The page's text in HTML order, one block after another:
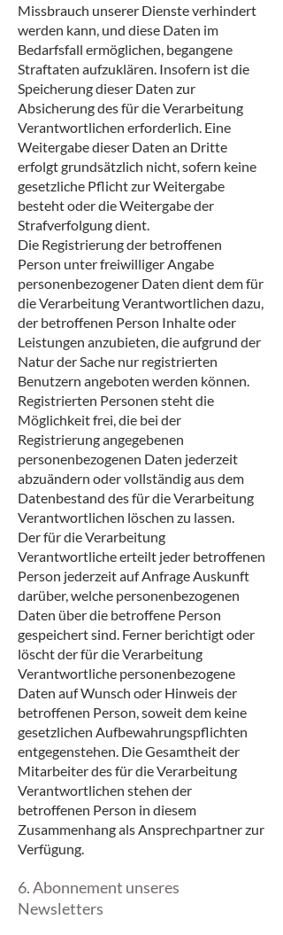
Missbrauch unserer Dienste verhindert
werden kann, und diese Daten im
Bedarfsfall ermöglichen, begangene
Straftaten aufzuklären. Insofern ist die
Speicherung dieser Daten zur
Absicherung des für die Verarbeitung
Verantwortlichen erforderlich. Eine
Weitergabe dieser Daten an Dritte
erfolgt grundsätzlich nicht, sofern keine
gesetzliche Pflicht zur Weitergabe
besteht oder die Weitergabe der
Strafverfolgung dient.
Die Registrierung der betroffenen
Person unter freiwilliger Angabe
personenbezogener Daten dient dem für
die Verarbeitung Verantwortlichen dazu,
der betroffenen Person Inhalte oder
Leistungen anzubieten, die aufgrund der
Natur der Sache nur registrierten
Benutzern angeboten werden können.
Registrierten Personen steht die
Möglichkeit frei, die bei der
Registrierung angegebenen
personenbezogenen Daten jederzeit
abzuändern oder vollständig aus dem
Datenbestand des für die Verarbeitung
Verantwortlichen löschen zu lassen.
Der für die Verarbeitung
Verantwortliche erteilt jeder betroffenen
Person jederzeit auf Anfrage Auskunft
darüber, welche personenbezogenen
Daten über die betroffene Person
gespeichert sind. Ferner berichtigt oder
löscht der für die Verarbeitung
Verantwortliche personenbezogene
Daten auf Wunsch oder Hinweis der
betroffenen Person, soweit dem keine
gesetzlichen Aufbewahrungspflichten
entgegenstehen. Die Gesamtheit der
Mitarbeiter des für die Verarbeitung
Verantwortlichen stehen der
betroffenen Person in diesem
Zusammenhang als Ansprechpartner zur
Verfügung.
6. Abonnement unseres
Newsletters